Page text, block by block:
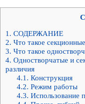
1. СОДЕРЖАНИЕ
2. Что такое
3. Что такое
4. Одностворчатые и
различия
4.1. Конструкция
4.2. Режим работы
4.3. Использование